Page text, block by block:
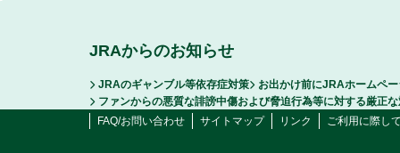
JRAからのお知らせ
JRAのギャンブル等依存症対策
お出かけ前にJRAホームペ
ファンからの悪質な誹謗中傷および脅迫行為等に対する厳正
FAQ/お問い合わせ
サイトマップ リンク ご利用に際し